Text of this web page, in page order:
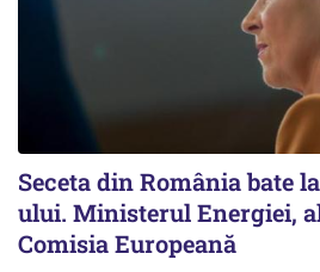
Seceta din România bate
ului. Ministerul Energiei,
Comisia Europeană